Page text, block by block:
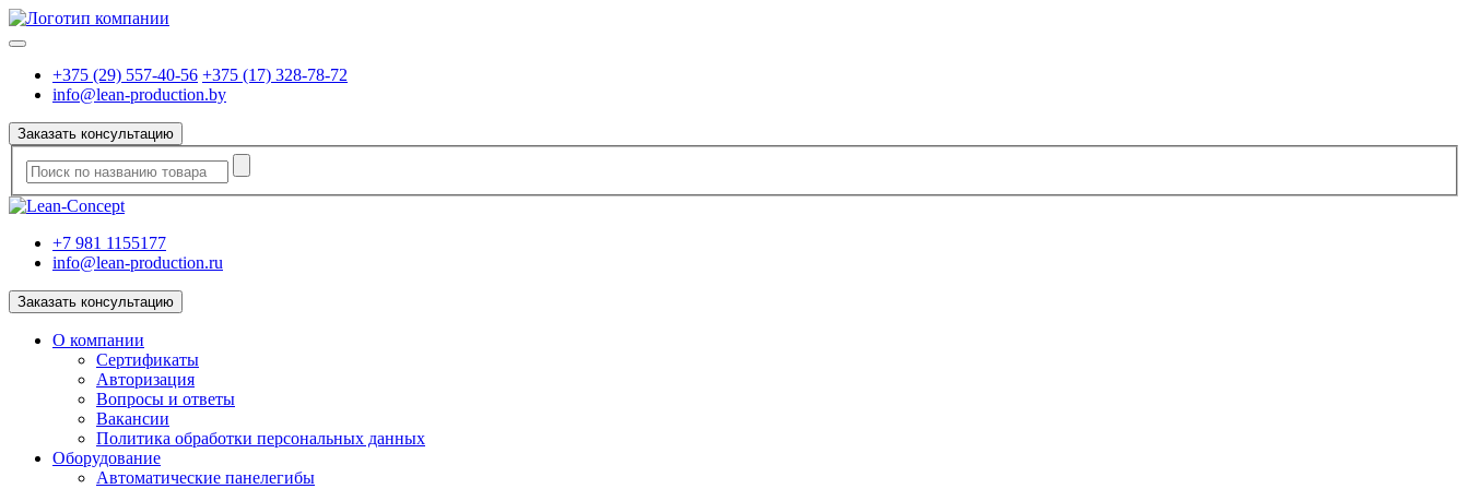
+375 (29) 557-40-56 +375 (17) 328-78-72
info@lean-production.by
Заказать консультацию
+7 981 1155177
info@lean-production.ru
Заказать консультацию
O компании
Сертификаты
Авторизация
Вопросы и ответы
Вакансии
Политика обработки персональных данных
Оборудование
Автоматические панелегибы